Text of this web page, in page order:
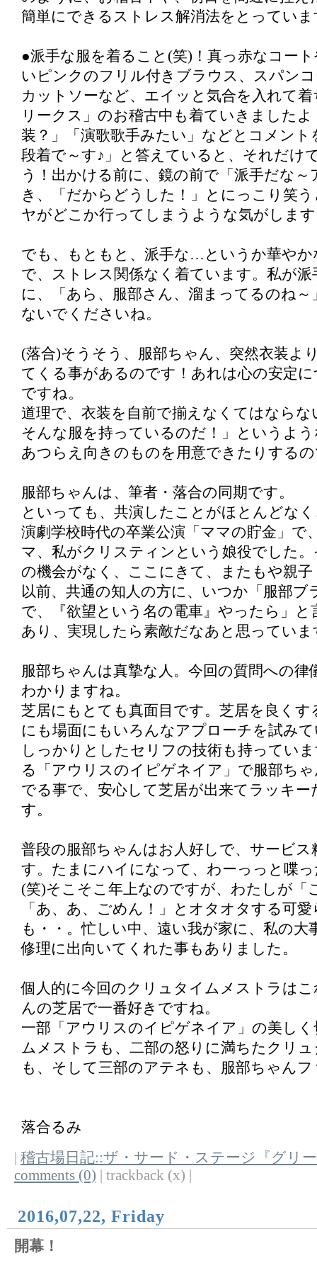
簡単にできるストレス解消法をとってい
●派手な服を着ること(笑)！真っ赤なコー
いピンクのフリル付きブラウス、スパン
カットソーなど、エイッと気合を入れて
リークス」のお稽古中も着ていきました
装？」「演歌歌手みたい」などとコメント
段着で～す♪」と答えていると、それだけ
う！出かける前に、鏡の前で「派手だな
き、「だからどうした！」とにっこり笑
ヤがどこか行ってしまうような気がしま
でも、もともと、派手な…というか華やか
で、ストレス関係なく着ています。私が
に、「あら、服部さん、溜まってるのね
ないでくださいね。
(落合)そうそう、服部ちゃん、突然衣装よ
てくる事があるのです！あれは心の安定
ですね。
道理で、衣装を自前で揃えなくてはなら
そんな服を持っているのだ！」というよ
あつらえ向きのものを用意できたりする
服部ちゃんは、筆者・落合の同期です。
といっても、共演したことがほとんどな
演劇学校時代の卒業公演「ママの貯金」で
マ、私がクリスティンという娘役でした
の機会がなく、ここにきて、またもや親
以前、共通の知人の方に、いつか「服部ブ
で、『欲望という名の電車』やったら」と
あり、実現したら素敵だなあと思っていま
服部ちゃんは真摯な人。今回の質問への律
わかりますね。
芝居にもとても真面目です。芝居を良くす
にも場面にもいろんなアプローチを試み
しっかりとしたセリフの技術も持ってい
る「アウリスのイピゲネイア」で服部ち
でる事で、安心して芝居が出来てラッキ
す。
普段の服部ちゃんはお人好しで、サービス
す。たまにハイになって、わーっっと喋
(笑)そこそこ年上なのですが、わたしが「
「あ、あ、ごめん！」とオタオタする可
も・・。忙しい中、遠い我が家に、私の大
修理に出向いてくれた事もありました。
個人的に今回のクリュタイムメストラは
んの芝居で一番好きですね。
一部「アウリスのイピゲネイア」の美し
ムメストラも、二部の怒りに満ちたクリ
も、そして三部のアテネも、服部ちゃん
落合るみ
稽古場日記::ザ・サード・ステージ『グリ
comments (0) | trackback (x) |
2016,07,22, Friday
開幕！